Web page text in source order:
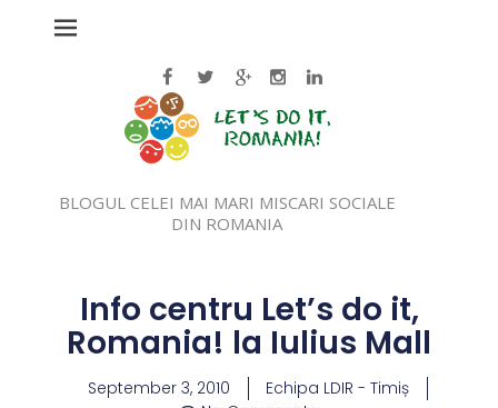
BLOGUL CELEI MAI MARI MISCARI SOCIALE
DIN ROMANIA
Info centru Let’s do it,
Romania! la Iulius Mall
September 3, 2010
Echipa LDIR - Timiș